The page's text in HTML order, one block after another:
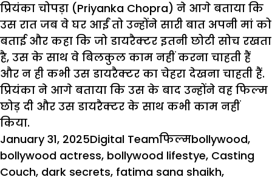
प्रियंका चोपड़ा (Priyanka Chopra) ने आगे बताया कि
उस रात जब वे घर आईं तो उन्होंने सारी बात अपनी मां को
बताई और कहा कि जो डायरैक्टर इतनी छोटी सोच रखता
है, उस के साथ वे बिलकुल काम नहीं करना चाहती हैं
और न ही कभी उस डायरैक्टर का चेहरा देखना चाहती हैं.
प्रियंका ने आगे बताया कि उस के बाद उन्होंने वह फिल्म
छोड़ दी और उस डायरैक्टर के साथ कभी काम नहीं
किया.
Posted
on
January 31, 2025Author
Digital TeamCategories
फिल्मTags
bollywood,
bollywood actress, bollywood lifestye, Casting
Couch, dark secrets, fatima sana shaikh,